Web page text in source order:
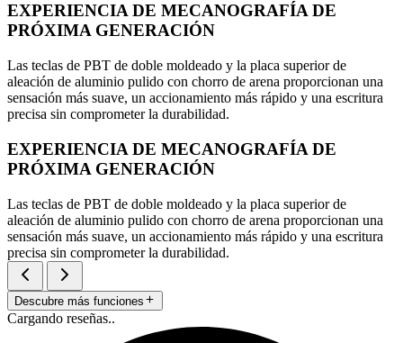
EXPERIENCIA DE MECANOGRAFÍA DE
PRÓXIMA GENERACIÓN
Las teclas de PBT de doble moldeado y la placa superior de
aleación de aluminio pulido con chorro de arena proporcionan una
sensación más suave, un accionamiento más rápido y una escritura
precisa sin comprometer la durabilidad.
EXPERIENCIA DE MECANOGRAFÍA DE
PRÓXIMA GENERACIÓN
Las teclas de PBT de doble moldeado y la placa superior de
aleación de aluminio pulido con chorro de arena proporcionan una
sensación más suave, un accionamiento más rápido y una escritura
precisa sin comprometer la durabilidad.
Descubre más funciones
Cargando reseñas..